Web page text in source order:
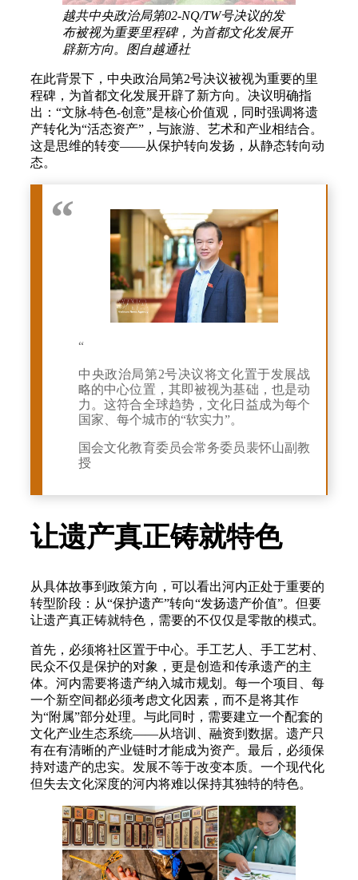
越共中央政治局第02-NQ/TW号决议的发
布被视为重要里程碑，为首都文化发展开
辟新方向。图自越通社
在此背景下，中央政治局第2号决议被视为重要的里
程碑，为首都文化发展开辟了新方向。决议明确指
出：“文脉-特色-创意”是核心价值观，同时强调将遗
产转化为“活态资产”，与旅游、艺术和产业相结合。
这是思维的转变——从保护转向发扬，从静态转向动
态。
“
中央政治局第2号决议将文化置于发展战
略的中心位置，其即被视为基础，也是动
力。这符合全球趋势，文化日益成为每个
国家、每个城市的“软实力”。
国会文化教育委员会常务委员裴怀山副教
授
让遗产真正铸就特色
从具体故事到政策方向，可以看出河内正处于重要的
转型阶段：从“保护遗产”转向“发扬遗产价值”。但要
让遗产真正铸就特色，需要的不仅仅是零散的模式。
首先，必须将社区置于中心。手工艺人、手工艺村、
民众不仅是保护的对象，更是创造和传承遗产的主
体。河内需要将遗产纳入城市规划。每一个项目、每
一个新空间都必须考虑文化因素，而不是将其作
为“附属”部分处理。与此同时，需要建立一个配套的
文化产业生态系统——从培训、融资到数据。遗产只
有在有清晰的产业链时才能成为资产。最后，必须保
持对遗产的忠实。发展不等于改变本质。一个现代化
但失去文化深度的河内将难以保持其独特的特色。